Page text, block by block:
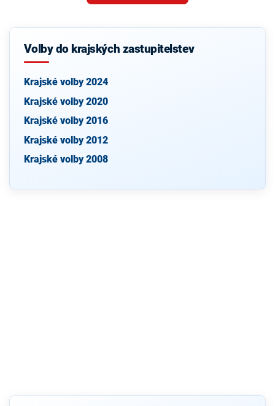
Volby do krajských zastupitelstev
Krajské volby 2024
Krajské volby 2020
Krajské volby 2016
Krajské volby 2012
Krajské volby 2008